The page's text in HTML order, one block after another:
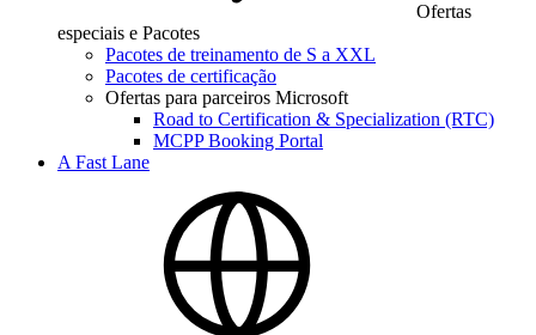
Ofertas
especiais e Pacotes
Pacotes de treinamento de S a XXL
Pacotes de certificação
Ofertas para parceiros Microsoft
Road to Certification & Specialization (RTC)
MCPP Booking Portal
A Fast Lane